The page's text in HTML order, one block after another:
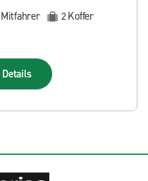
Mitfahrer 2Koffer
Details